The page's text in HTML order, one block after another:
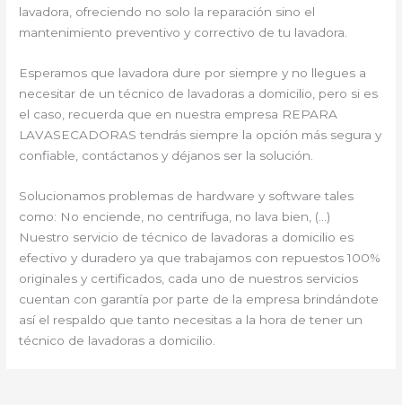
lavadora, ofreciendo no solo la reparación sino el
mantenimiento preventivo y correctivo de tu lavadora.
Esperamos que lavadora dure por siempre y no llegues a
necesitar de un técnico de lavadoras a domicilio, pero si es
el caso, recuerda que en nuestra empresa REPARA
LAVASECADORAS tendrás siempre la opción más segura y
confiable, contáctanos y déjanos ser la solución.
Solucionamos problemas de hardware y software tales
como: No enciende, no centrifuga, no lava bien, (…)
Nuestro servicio de técnico de lavadoras a domicilio es
efectivo y duradero ya que trabajamos con repuestos 100%
originales y certificados, cada uno de nuestros servicios
cuentan con garantía por parte de la empresa brindándote
así el respaldo que tanto necesitas a la hora de tener un
técnico de lavadoras a domicilio.